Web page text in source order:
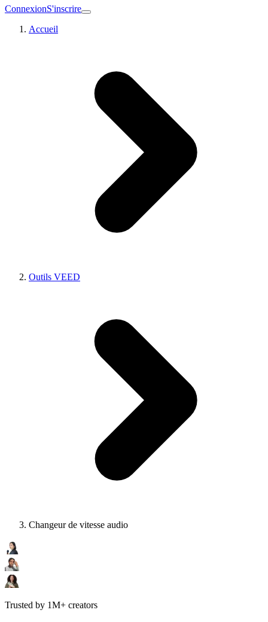
ConnexionS'inscrire
Accueil
Outils VEED
Changeur de vitesse audio
Trusted by 1M+ creators